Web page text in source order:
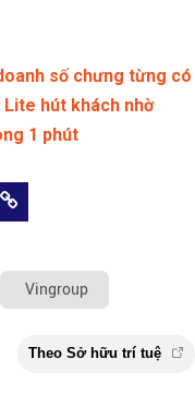
số chưng từng có
Lite hút khách nhờ
1 phút
Vingroup